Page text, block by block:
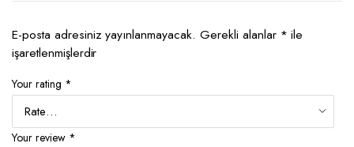
E-posta adresiniz yayınlanmayacak. Gerekli alanlar * ile
işaretlenmişlerdir
Your rating *
Your review *